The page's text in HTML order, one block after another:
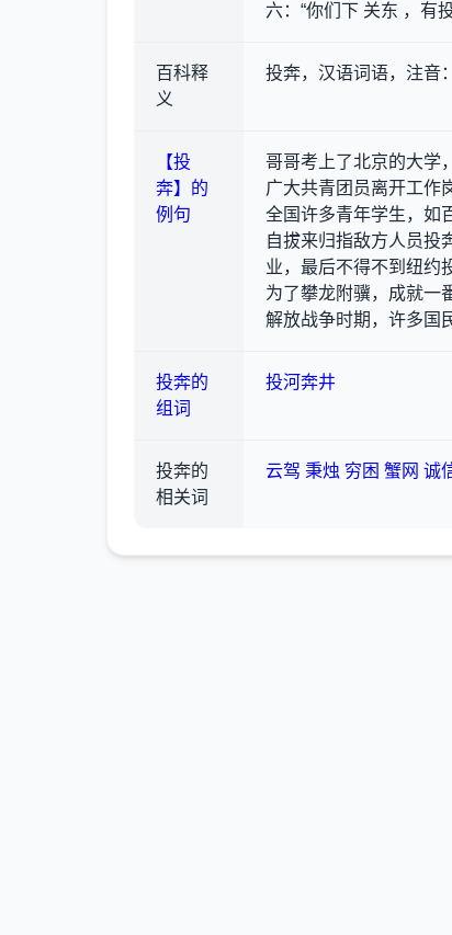
六：“你们下 关东 ，有
百科释
义
投奔，汉语词语，注音
【投
奔】的
例句
哥哥考上了北京的大学
广大共青团员离开工作
全国许多青年学生，如
自拔来归指敌方人员投
业，最后不得不到纽约
为了攀龙附骥，成就一
解放战争时期，许多国
投奔的
组词
投河奔井
投奔的
相关词
云驾 秉烛 穷困 蟹网 诚